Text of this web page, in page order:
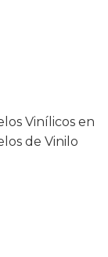
Vinílicos en
de Vinilo